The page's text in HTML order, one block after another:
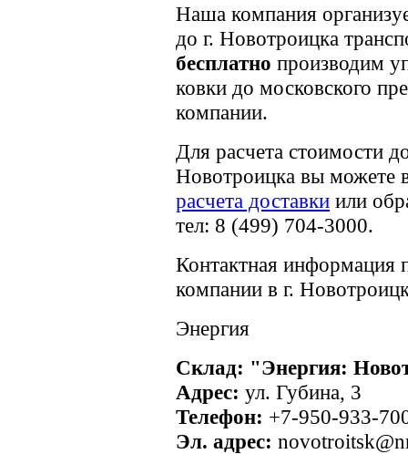
Наша компания
до г. Новотроицка
бесплатно производим
ковки до московского
компании.
Для расчета стоимости
Новотроицка вы можете
расчета доставки или
тел: 8 (499) 704-3000.
Контактная информация
компании в г.
Энергия
Склад: "Энергия:
Адрес: ул. Губина, 3
Телефон: +7-950-933-
Эл. адрес: